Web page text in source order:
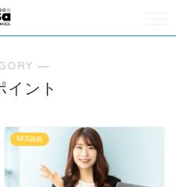
―
イント
MOS資格